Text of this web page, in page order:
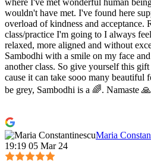
wouldn't have met. I've found here
overload of kindness and acceptance.
class/practice I'm going to I always
relaxed, more aligned and without
Sambodhi with a smile on my face
another class. So give yourself this
cause it can take sooo many beautiful
be grey, Sambodhi is a 🌈. Namaste
Maria
19:19 05 Mar 24